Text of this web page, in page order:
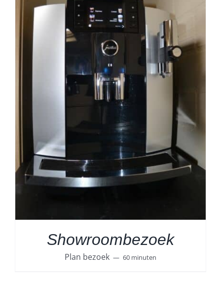
Showroombezoek
Plan bezoek 60 minuten